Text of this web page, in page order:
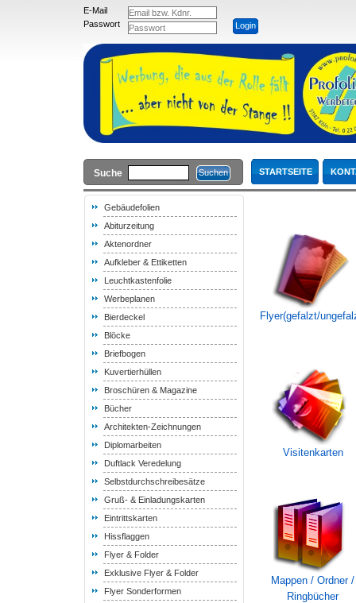
E-Mail
Passwort
Suche STARTSEITE
Gebäudefolien
Abiturzeitung
Aktenordner
Aufkleber & Ettiketten
Leuchtkastenfolie
Werbeplanen
Bierdeckel
Blöcke
Briefbogen
Kuvertierhüllen
Broschüren & Magazine
Bücher
Architekten-Zeichnungen
Diplomarbeiten
Duftlack Veredelung
Selbstdurchschreibesätze
Gruß- & Einladungskarten
Eintrittskarten
Hissflaggen
Flyer & Folder
Exklusive Flyer & Folder
Flyer Sonderformen
Flyer(gefalzt/
Visitenkarten
Mappen / Ordner /
Ringbücher